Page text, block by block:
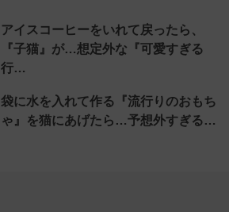
アイスコーヒーをいれて戻ったら、
『子猫』が…想定外な『可愛すぎる
行…
袋に水を入れて作る『流行りのおもち
ゃ』を猫にあげたら…予想外すぎる…